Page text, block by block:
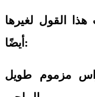
القول لغيرها
أيضًا :
مزموم طويل